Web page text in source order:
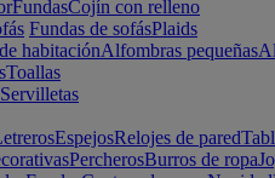
FundasCojín con relleno
Fundas de sofásPlaids
habitaciónAlfombras pequeñas
Toallas
Servilletas
EspejosRelojes de pared
PercherosBurros de ropa